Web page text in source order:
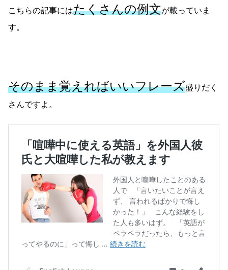
こちらの記事にはたくさんの例文が載っていま
す。
そのまま覚えればいいフレーズ盛りだく
さんですよ。